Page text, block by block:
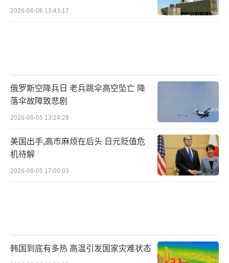
2026-08-06 13:43:17
俄罗斯空降兵日 老兵跳伞高空坠亡 降
落伞故障致悲剧
2026-08-05 13:24:28
美国出手,高市麻烦在后头 日元贬值危
机待解
2026-08-05 17:00:03
韩国到底有多热 高温引发国家灾难状态